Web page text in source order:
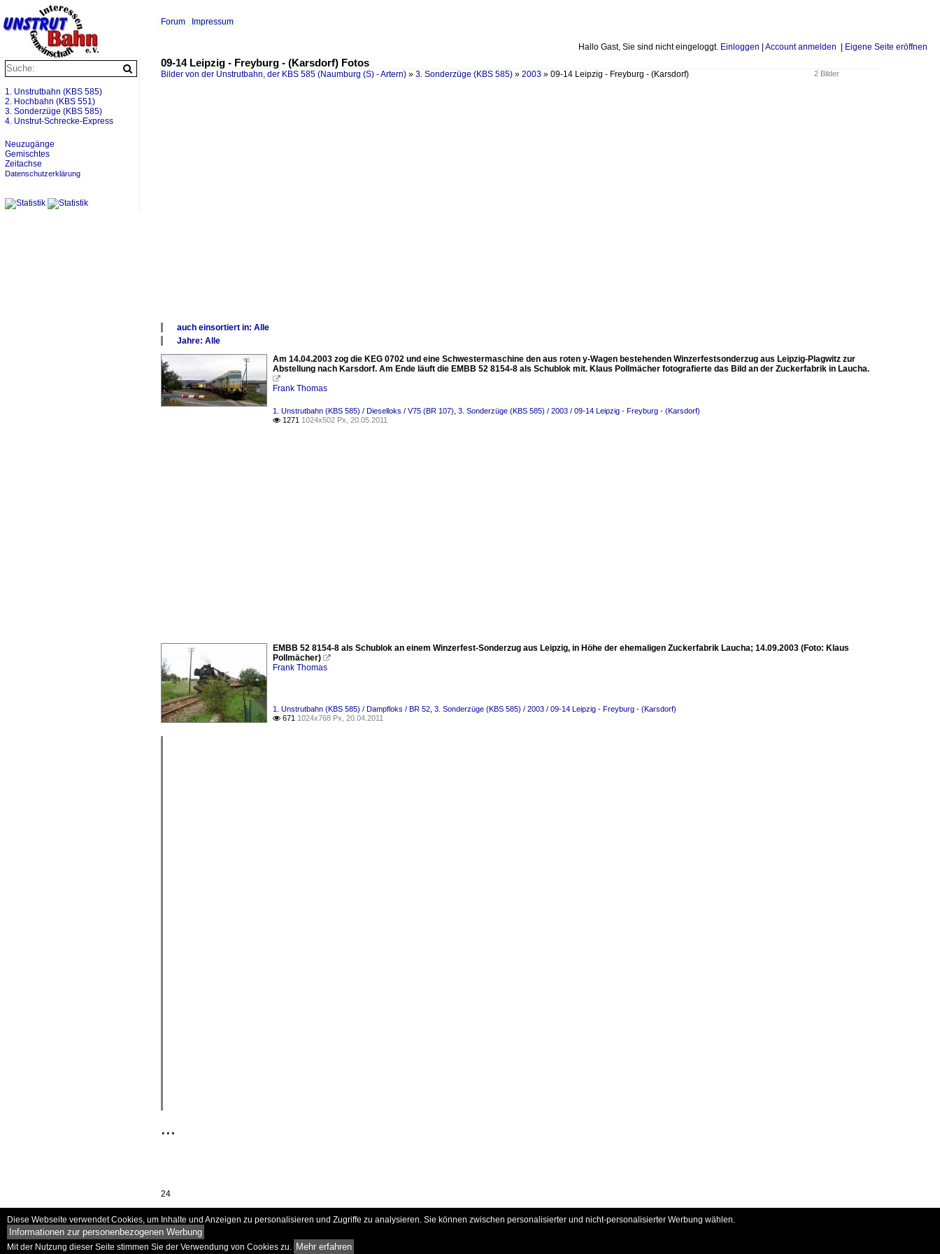
Hallo Gast, Sie sind nicht eingeloggt. Einloggen Account anmelden Eigene Seite eröffnen
Forum Impressum
09-14 Leipzig - Freyburg - (Karsdorf) Fotos
2 Bilder
Bilder von der Unstrutbahn, der KBS 585 (Naumburg (S) - Artern) » 3. Sonderzüge (KBS 585) » 2003 » 09-14 Leipzig - Freyburg - (Karsdorf)
auch einsortiert in: Alle
1. Unstrutbahn (KBS 585)
Jahre: Alle
2000
Am 14.04.2003 zog die KEG 0702 und eine Schwestermaschine den aus roten y-Wagen bestehenden Winzerfestsonderzug aus Leipzig-Plagwitz zur
Abstellung nach Karsdorf. Am Ende läuft die EMBB 52 8154-8 als Schublok mit. Klaus Pollmächer fotografierte das Bild an der Zuckerfabrik in Laucha.

Frank Thomas
1. Unstrutbahn (KBS 585) / Dieselloks / V75 (BR 107) 3. Sonderzüge (KBS 585) / 2003 / 09-14 Leipzig - Freyburg - (Karsdorf)
 1271 1024x502 Px, 20.05.2011
EMBB 52 8154-8 als Schublok an einem Winzerfest-Sonderzug aus Leipzig, in Höhe der ehemaligen Zuckerfabrik Laucha; 14.09.2003 (Foto: Klaus
Pollmächer) 
Frank Thomas
1. Unstrutbahn (KBS 585) / Dampfloks / BR 52 3. Sonderzüge (KBS 585) / 2003 / 09-14 Leipzig - Freyburg - (Karsdorf)
 671 1024x768 Px, 20.04.2011
...
24
1. Unstrutbahn (KBS 585)
2. Hochbahn (KBS 551)
3. Sonderzüge (KBS 585)
4. Unstrut-Schrecke-Express
Neuzugänge
Gemischtes
Zeitachse
Datenschutzerklärung
Diese Webseite verwendet Cookies, um Inhalte und Anzeigen zu personalisieren und Zugriffe zu analysieren. Sie können zwischen personalisierter und nicht-personalisierter Werbung wählen.
Informationen zur personenbezogenen Werbung
Mit der Nutzung dieser Seite stimmen Sie der Verwendung von Cookies zu. Mehr erfahren